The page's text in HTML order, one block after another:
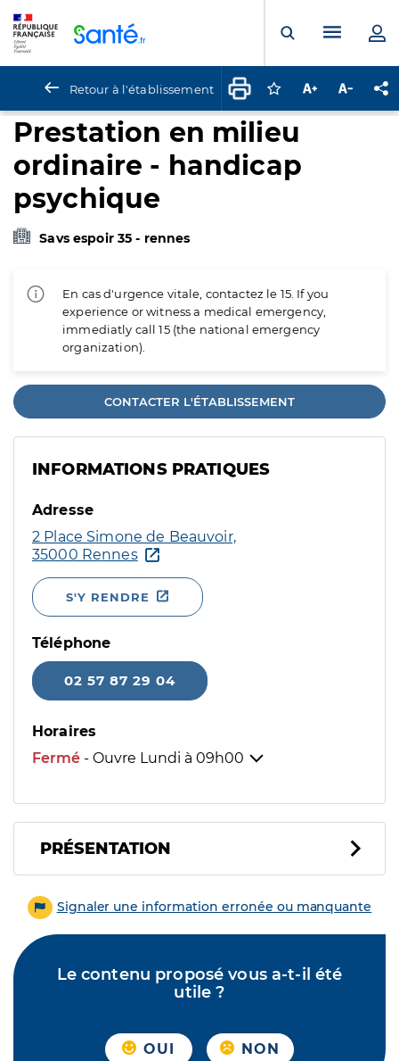
Ouvrir laMenu
Retour à l'établissement Connectez-vous
Augmenter la
Prestation en milieu
ordinaire - handicap
psychique
Savs espoir 35 - rennes
En cas d'urgence vitale, contactez le 15. If you
experience or witness a medical emergency,
immediatly call 15 (the national emergency
organization).
CONTACTER L'ÉTABLISSEMENT
INFORMATIONS PRATIQUES
Adresse
2 Place Simone de Beauvoir,
35000 Rennes
S'Y RENDRE
Téléphone
02 57 87 29 04
Horaires
Fermé - Ouvre Lundi à 09h00
PRÉSENTATION
Signaler une information erronée ou manquante
Le contenu proposé vous a-t-il été
utile ?
OUI NON